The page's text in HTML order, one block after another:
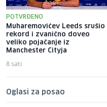
POTVRĐENO
Muharemovićev Leeds srušio
rekord i zvanično doveo
veliko pojačanje iz
Manchester Cityja
8 sati
Oglasi za posao